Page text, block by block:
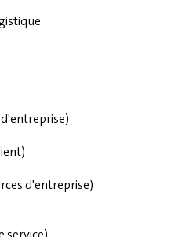
d'entreprise)